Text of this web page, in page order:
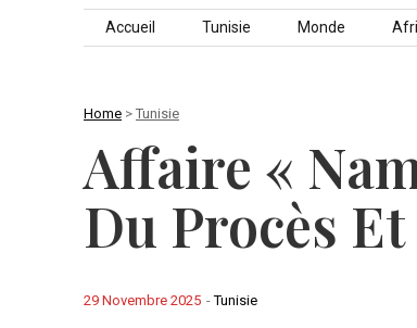
Skip to content
Accueil Tunisie Monde
Home > Tunisie
Affaire «
Du Procès
-Tunisie
29 Novembre 2025